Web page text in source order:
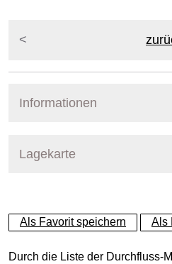
Informationen
Lagekarte
+
−
Als Favorit speichern Als
Durch die Liste der Durchfluss-